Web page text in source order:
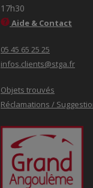
17h30
Aide & Contact
05 45 65 25 25
infos.clients@stga.fr
Objets trouvés
Réclamations /